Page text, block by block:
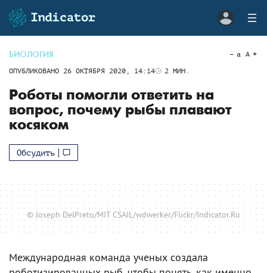
БИОЛОГИЯ
ОПУБЛИКОВАНО 26 ОКТЯБРЯ 2020, 14:14 2 МИН.
a A
Роботы помогли ответить на
вопрос, почему рыбы плавают
косяком
Обсудить
© Joseph DelPreto/MIT CSAIL/wdwerker/Flickr/Indicator.Ru
Международная команда ученых создала